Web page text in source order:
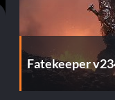
Fatekeeper